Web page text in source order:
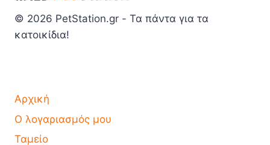
© 2026 PetStation.gr - Τα πάντα για τα
κατοικίδια!
Αρχική
Ο λογαριασμός μου
Ταμείο